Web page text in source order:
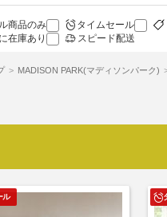
商品のみ タイムセール
在庫あり
スピード配送
MADISON PARK(マディソンパーク)
ル